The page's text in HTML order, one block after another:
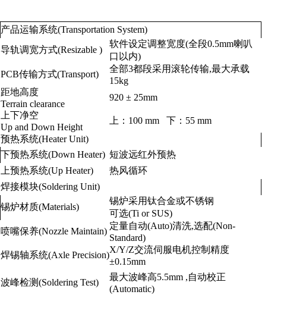
产品运输系统(Transportation System)
导轨调宽方式(Resizable )
软件设定调整宽度(全段0.5mm喇叭
口以内)
PCB传输方式(Transport)
全部3都段采用滚轮传输,最大承载
15kg
距地高度
Terrain clearance
920 ± 25mm
上下净空
Up and Down Height
上：100 mm 下：55 mm
预热系统(Heater Unit)
下预热系统(Down Heater) 短波远红外预热
上预热系统(Up Heater)
热风循环
焊接模块(Soldering Unit)
锡炉材质(Materials)
锡炉采用钛合金或不锈钢
可选(Ti or SUS)
喷嘴保养(Nozzle Maintain)
定量自动(Auto)清洗,选配(Non-
Standard)
焊锡轴系统(Axle Precision)
X/Y/Z交流伺服电机控制精度
±0.15mm
波峰检测(Soldering Test)
最大波峰高5.5mm ,自动校正
(Automatic)